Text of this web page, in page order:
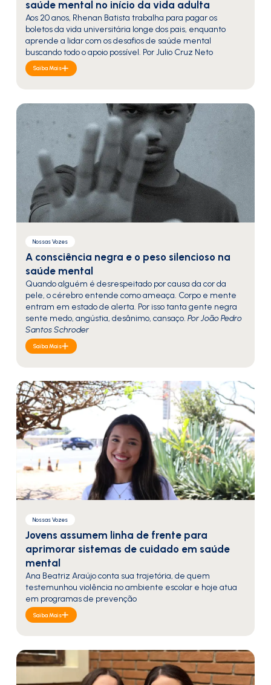
saúde mental no início da vida adulta
Aos 20 anos, Rhenan Batista trabalha para pagar os
boletos da vida universitária longe dos pais, enquanto
aprende a lidar com os desafios de saúde mental
buscando todo o apoio possível. Por Julio Cruz Neto
Saiba Mais
Nossas Vozes
A consciência negra e o peso silencioso na
saúde mental
Quando alguém é desrespeitado por causa da cor da
pele, o cérebro entende como ameaça. Corpo e mente
entram em estado de alerta. Por isso tanta gente negra
sente medo, angústia, desânimo, cansaço. Por João Pedro
Santos Schroder
Saiba Mais
Nossas Vozes
Jovens assumem linha de frente para
aprimorar sistemas de cuidado em saúde
mental
Ana Beatriz Araújo conta sua trajetória, de quem
testemunhou violência no ambiente escolar e hoje atua
em programas de prevenção
Saiba Mais